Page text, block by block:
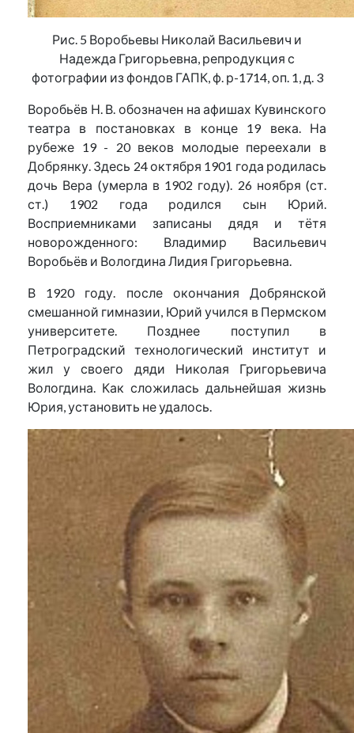
Рис. 5 Воробьевы Николай Васильевич и
Надежда Григорьевна, репродукция с
фотографии из фондов ГАПК, ф. р-1714, оп. 1, д. 3
Воробьёв Н. В. обозначен на афишах Кувинского
театра в постановках в конце 19 века. На
рубеже 19 - 20 веков молодые переехали в
Добрянку. Здесь 24 октября 1901 года родилась
дочь Вера (умерла в 1902 году). 26 ноября (ст.
ст.) 1902 года родился сын Юрий.
Восприемниками записаны дядя и тётя
новорожденного: Владимир Васильевич
Воробьёв и Вологдина Лидия Григорьевна.
В 1920 году. после окончания Добрянской
смешанной гимназии, Юрий учился в Пермском
университете. Позднее поступил в
Петроградский технологический институт и
жил у своего дяди Николая Григорьевича
Вологдина. Как сложилась дальнейшая жизнь
Юрия, установить не удалось.